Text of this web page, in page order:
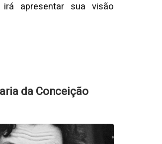
irá apresentar sua visão
da Conceição